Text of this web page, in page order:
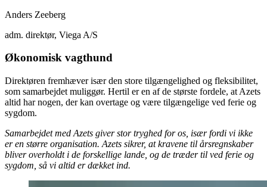
Anders Zeeberg
adm. direktør, Viega A/S
Økonomisk vagthund
Direktøren fremhæver især den store tilgængelighed og fleksibilitet,
som samarbejdet muliggør. Hertil er en af de største fordele, at Azets
altid har nogen, der kan overtage og være tilgængelige ved ferie og
sygdom.
Samarbejdet med Azets giver stor tryghed for os, især fordi vi ikke
er en større organisation. Azets sikrer, at kravene til årsregnskaber
bliver overholdt i de forskellige lande, og de træder til ved ferie og
sygdom, så vi altid er dækket ind.